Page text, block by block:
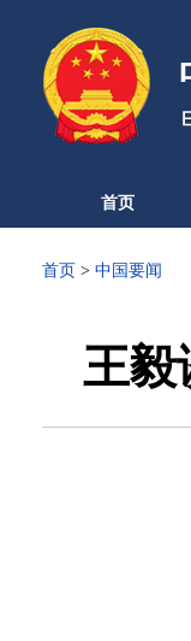
首页
首页 > 中国要闻
王毅